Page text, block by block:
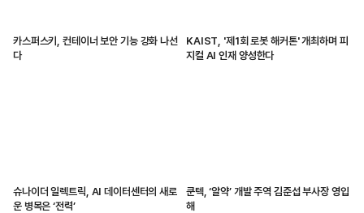
카스퍼스키, 컨테이너 보안 기능 강화 나선
다
KAIST, '제1회 로봇 해커톤' 개최하며 피
지컬 AI 인재 양성한다
슈나이더 일렉트릭, AI 데이터센터의 새로
운 병목은 ‘전력’
쿤텍, ‘알약’ 개발 주역 김준섭 부사장 영입
해